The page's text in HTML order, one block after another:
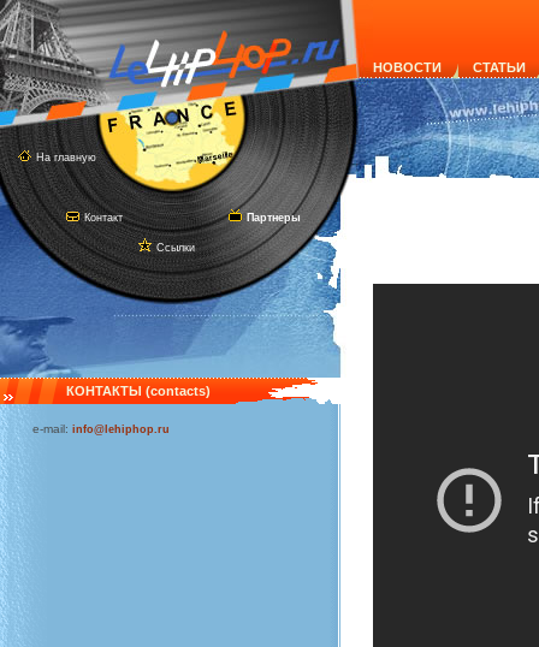
На главную
Контакт
Ссылки
Партнеры
НОВОСТИ СТАТЬИ
КОНТАКТЫ (contacts)
e-mail: info@lehiphop.ru